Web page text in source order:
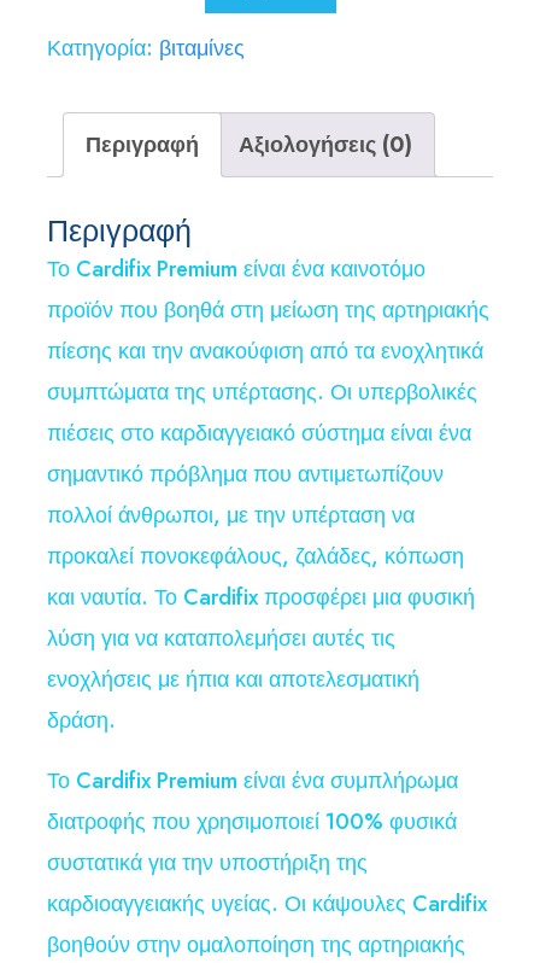
Κατηγορία: βιταμίνες
Περιγραφή Αξιολογήσεις (0)
Περιγραφή
Το Cardifix Premium είναι ένα καινοτόμο
προϊόν που βοηθά στη μείωση της αρτηριακής
πίεσης και την ανακούφιση από τα ενοχλητικά
συμπτώματα της υπέρτασης. Οι υπερβολικές
πιέσεις στο καρδιαγγειακό σύστημα είναι ένα
σημαντικό πρόβλημα που αντιμετωπίζουν
πολλοί άνθρωποι, με την υπέρταση να
προκαλεί πονοκεφάλους, ζαλάδες, κόπωση
και ναυτία. Το Cardifix προσφέρει μια φυσική
λύση για να καταπολεμήσει αυτές τις
ενοχλήσεις με ήπια και αποτελεσματική
δράση.
Το Cardifix Premium είναι ένα συμπλήρωμα
διατροφής που χρησιμοποιεί 100% φυσικά
συστατικά για την υποστήριξη της
καρδιοαγγειακής υγείας. Οι κάψουλες Cardifix
βοηθούν στην ομαλοποίηση της αρτηριακής